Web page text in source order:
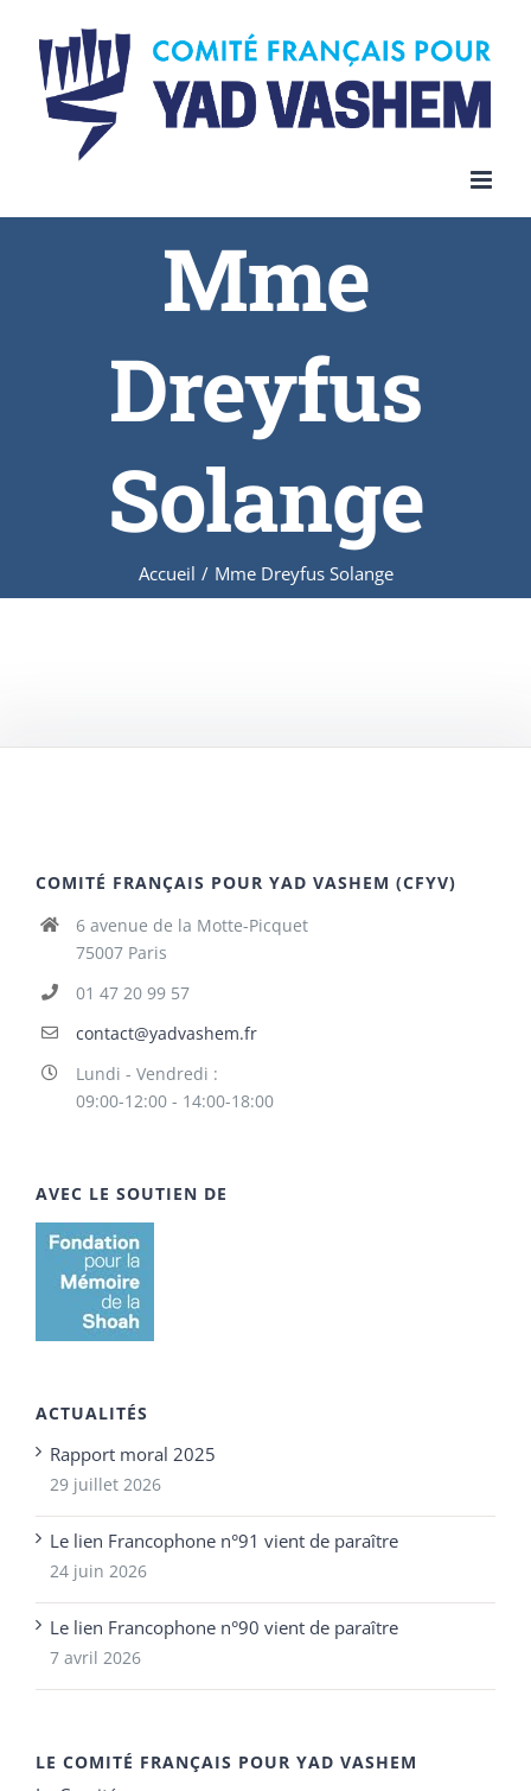
content
Mme
Dreyfus
Solange
Accueil / Mme Dreyfus Solange
COMITÉ FRANÇAIS POUR YAD VASHEM (CFYV)
6 avenue de la Motte-Picquet
75007 Paris
01 47 20 99 57
contact@yadvashem.fr
Lundi - Vendredi :
09:00-12:00 - 14:00-18:00
AVEC LE SOUTIEN DE
ACTUALITÉS
Rapport moral 2025
29 juillet 2026
Le lien Francophone n°91 vient de paraître
24 juin 2026
Le lien Francophone n°90 vient de paraître
7 avril 2026
LE COMITÉ FRANÇAIS POUR YAD VASHEM